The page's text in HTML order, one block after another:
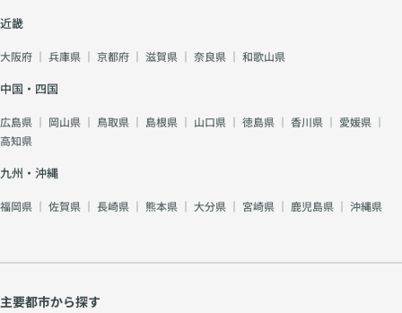
近畿
大阪府 兵庫県 京都府 滋賀県 奈良県 和歌山県
中国・四国
広島県 岡山県 鳥取県 島根県 山口県 徳島県 香川県 愛媛県
高知県
九州・沖縄
福岡県 佐賀県 長崎県 熊本県 大分県 宮崎県 鹿児島県 沖縄県
主要都市から探す